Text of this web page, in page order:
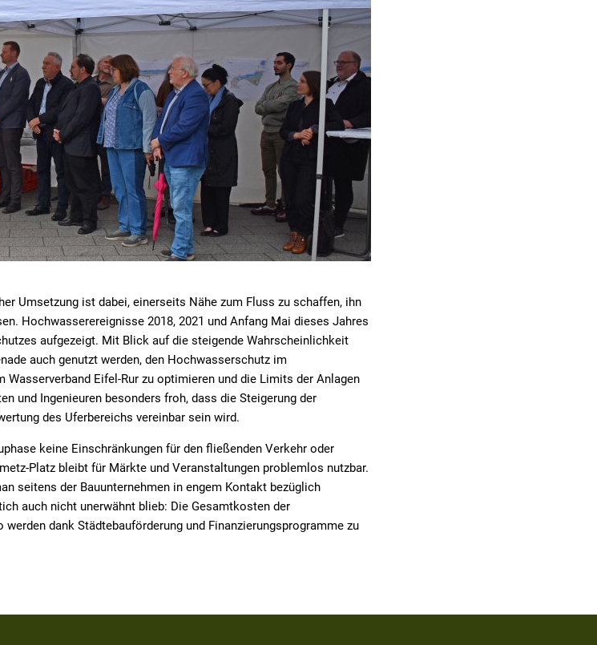
Umsetzung ist dabei, einerseits Nähe zum Fluss zu schaffen, ihn
Hochwasserereignisse 2018, 2021 und Anfang Mai dieses Jahres
aufgezeigt. Mit Blick auf die steigende Wahrscheinlichkeit
auch genutzt werden, den Hochwasserschutz im
Eifel-Rur zu optimieren und die Limits der Anlagen
und Ingenieuren besonders froh, dass die Steigerung der
des Uferbereichs vereinbar sein wird.
keine Einschränkungen für den fließenden Verkehr oder
Platz bleibt für Märkte und Veranstaltungen problemlos nutzbar.
seitens der Bauunternehmen in engem Kontakt bezüglich
auch nicht unerwähnt blieb: Die Gesamtkosten der
dank Städtebauförderung und Finanzierungsprogramme zu